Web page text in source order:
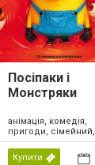
Посіпаки і
Монстряки
анімація, комедія,
пригоди, сімейний,
США, 2026
Купити